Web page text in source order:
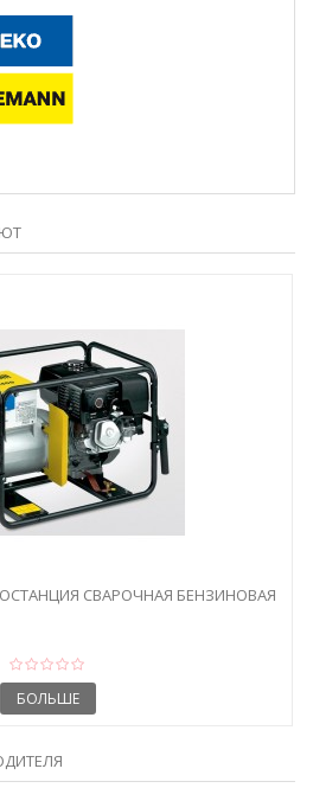
СВАРОЧНАЯ БЕНЗИНОВАЯ
БОЛЬШЕ